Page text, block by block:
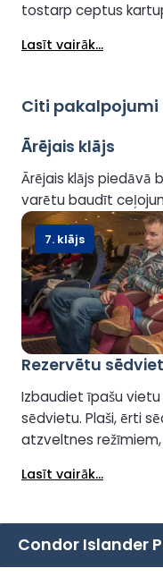
tostarp ceptus
dzērieni, padarot to
Lasīt vairāk...
Citi pakalpojumi
Ārējais klājs
Ārējais klājs piedāvā
varētu baudīt
Rezervētu
Izbaudiet īpašu
sēdvietu. Plaši, ērti
atzveltnes
brauciena laikā.
Lasīt vairāk...
7. klājs
Condor Islander